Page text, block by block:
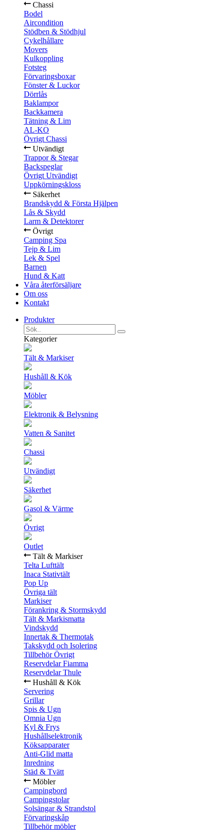
Chassi
Bodel
Aircondition
Stödben & Stödhjul
Cykelhållare
Movers
Kulkoppling
Fotsteg
Förvaringsboxar
Fönster & Luckor
Dörrlås
Baklampor
Backkamera
Tätning & Lim
AL-KO
Övrigt Chassi
Utvändigt
Trappor & Stegar
Backspeglar
Övrigt Utvändigt
Uppkörningskloss
Säkerhet
Brandskydd & Första Hjälpen
Lås & Skydd
Larm & Detektorer
Övrigt
Camping Spa
Tejp & Lim
Lek & Spel
Barnen
Hund & Katt
Våra återförsäljare
Om oss
Kontakt
Produkter
Kategorier
Tält & Markiser
Hushåll & Kök
Möbler
Elektronik & Belysning
Vatten & Sanitet
Chassi
Utvändigt
Säkerhet
Gasol & Värme
Övrigt
Outlet
Tält & Markiser
Telta Lufttält
Inaca Stativtält
Pop Up
Övriga tält
Markiser
Förankring & Stormskydd
Tält & Markismatta
Vindskydd
Innertak & Thermotak
Takskydd och Isolering
Tillbehör Övrigt
Reservdelar Fiamma
Reservdelar Thule
Hushåll & Kök
Servering
Grillar
Spis & Ugn
Omnia Ugn
Kyl & Frys
Hushållselektronik
Köksapparater
Anti-Glid matta
Inredning
Städ & Tvätt
Möbler
Campingbord
Campingstolar
Solsängar & Strandstol
Förvaringskåp
Tillbehör möbler